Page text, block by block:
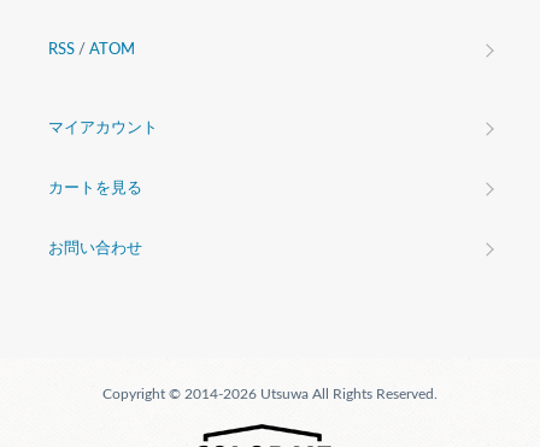
RSS / ATOM
マイアカウント
カートを見る
お問い合わせ
Copyright © 2014-2026 Utsuwa All Rights Reserved.